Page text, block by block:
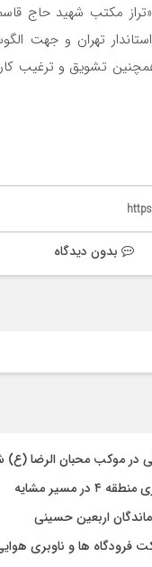
مکتب شهید حاج
تهران و جهت
همچنین تشویق و
بدون دیدگاه
در موکب محبان الرضا
مشایه
اربعین حسینی
فرودگاه ها و ناوبری